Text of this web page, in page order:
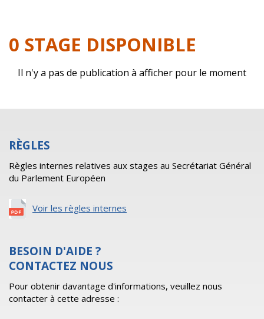
0 STAGE DISPONIBLE
Il n'y a pas de publication à afficher pour le moment
RÈGLES
Règles internes relatives aux stages au Secrétariat Général
du Parlement Européen
Voir les règles internes
BESOIN D'AIDE ?
CONTACTEZ NOUS
Pour obtenir davantage d'informations, veuillez nous
contacter à cette adresse :